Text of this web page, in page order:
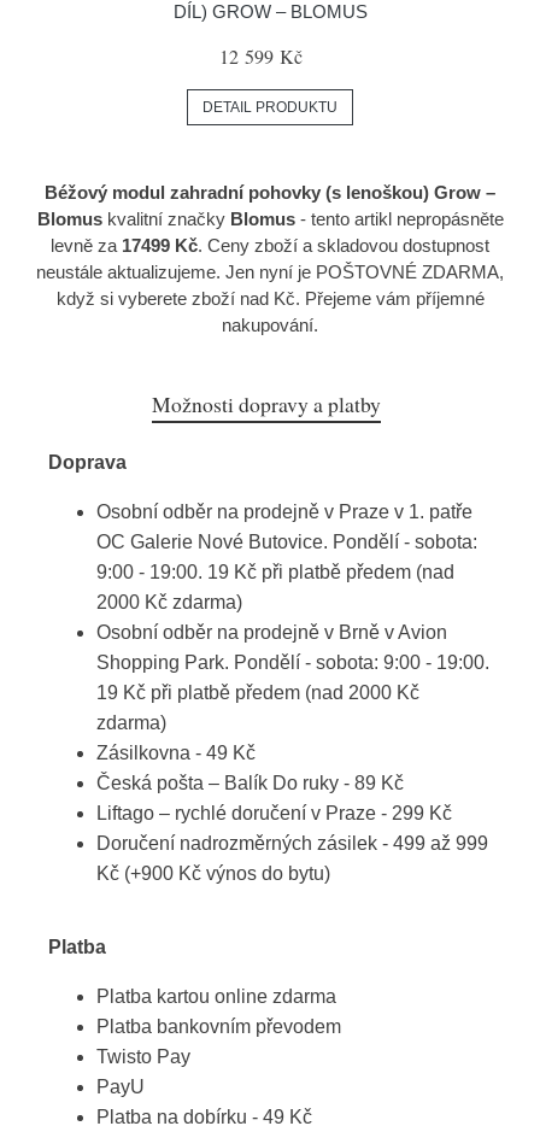
DÍL) GROW – BLOMUS
12 599 Kč
DETAIL PRODUKTU
Béžový modul zahradní pohovky (s lenoškou) Grow –
Blomuskvalitní značky Blomus- tento artikl nepropásněte
levně za 17499 Kč. Ceny zboží a skladovou dostupnost
neustále aktualizujeme. Jen nyní je POŠTOVNÉ ZDARMA,
když si vyberete zboží nad Kč. Přejeme vám příjemné
nakupování.
Možnosti dopravy a platby
Doprava
Osobní odběr na prodejně v Praze v 1. patře
OC Galerie Nové Butovice. Pondělí - sobota:
9:00 - 19:00. 19 Kč při platbě předem (nad
2000 Kč zdarma)
Osobní odběr na prodejně v Brně v Avion
Shopping Park. Pondělí - sobota: 9:00 - 19:00.
19 Kč při platbě předem (nad 2000 Kč
zdarma)
Zásilkovna - 49 Kč
Česká pošta – Balík Do ruky - 89 Kč
Liftago – rychlé doručení v Praze - 299 Kč
Doručení nadrozměrných zásilek - 499 až 999
Kč (+900 Kč výnos do bytu)
Platba
Platba kartou online zdarma
Platba bankovním převodem
Twisto Pay
PayU
Platba na dobírku - 49 Kč